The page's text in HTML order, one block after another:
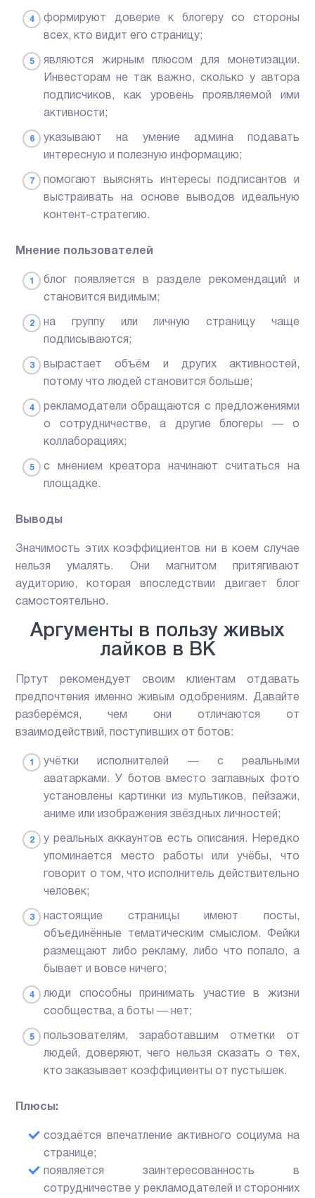
формируют доверие к блогеру со стороны
всех, кто видит его страницу;
являются жирным плюсом для монетизации.
Инвесторам не так важно, сколько у автора
подписчиков, как уровень проявляемой ими
активности;
указывают на умение админа подавать
интересную и полезную информацию;
помогают выяснять интересы подписантов и
выстраивать на основе выводов идеальную
контент-стратегию.
Мнение пользователей
блог появляется в разделе рекомендаций и
становится видимым;
на группу или личную страницу чаще
подписываются;
вырастает объём и других активностей,
потому что людей становится больше;
рекламодатели обращаются с предложениями
о сотрудничестве, а другие блогеры — о
коллаборациях;
с мнением креатора начинают считаться на
площадке.
Выводы
Значимость этих коэффициентов ни в коем случае
нельзя умалять. Они магнитом притягивают
аудиторию, которая впоследствии двигает блог
самостоятельно.
Аргументы в пользу живых
лайков в ВК
Пртут рекомендует своим клиентам отдавать
предпочтения именно живым одобрениям. Давайте
разберёмся, чем они отличаются от
взаимодействий, поступивших от ботов:
учётки исполнителей — с реальными
аватарками. У ботов вместо заглавных фото
установлены картинки из мультиков, пейзажи,
аниме или изображения звёздных личностей;
у реальных аккаунтов есть описания. Нередко
упоминается место работы или учёбы, что
говорит о том, что исполнитель действительно
человек;
настоящие страницы имеют посты,
объединённые тематическим смыслом. Фейки
размещают либо рекламу, либо что попало, а
бывает и вовсе ничего;
люди способны принимать участие в жизни
сообщества, а боты — нет;
пользователям, заработавшим отметки от
людей, доверяют, чего нельзя сказать о тех,
кто заказывает коэффициенты от пустышек.
Плюсы:
создаётся впечатление активного социума на
странице;
появляется заинтересованность в
сотрудничестве у рекламодателей и сторонних